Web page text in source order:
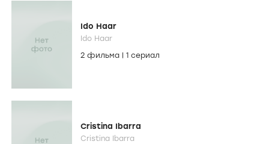
Ido Haar
Ido Haar
2 фильма
1 сериал
Cristina Ibarra
Cristina Ibarra